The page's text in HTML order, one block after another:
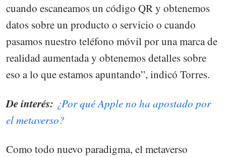
cuando escaneamos un código QR y obtenemos
datos sobre un producto o servicio o cuando
pasamos nuestro teléfono móvil por una marca de
realidad aumentada y obtenemos detalles sobre
eso a lo que estamos apuntando”, indicó Torres.
De interés: ¿Por qué Apple no ha apostado por
el metaverso?
Como todo nuevo paradigma, el metaverso